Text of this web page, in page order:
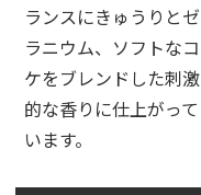
ランスにきゅうりとゼ
ラニウム、ソフトなコ
ケをブレンドした刺激
的な香りに仕上がって
います。